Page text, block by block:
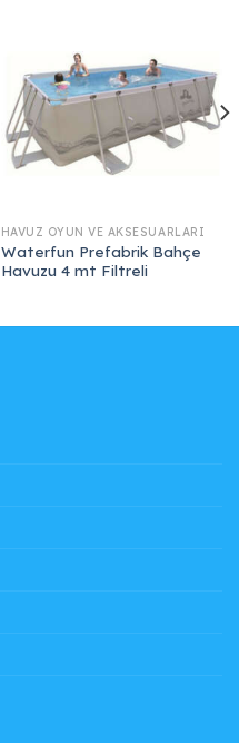
HAVUZ OYUN VE AKSESUARLARI
Waterfun Prefabrik Bahçe
Havuzu 4 mt Filtreli